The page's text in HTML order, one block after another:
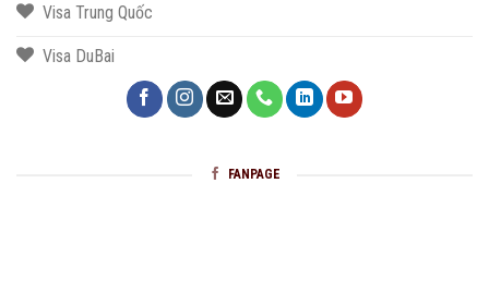
Visa Trung Quốc
Visa DuBai
FANPAGE